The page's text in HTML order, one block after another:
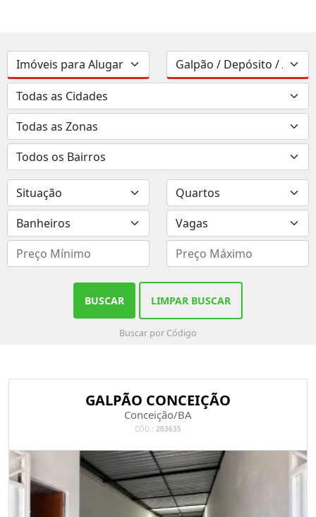
BUSCAR LIMPAR BUSCAR
Buscar por Código
GALPÃO CONCEIÇÃO
Conceição/BA
CÓD.: 203635